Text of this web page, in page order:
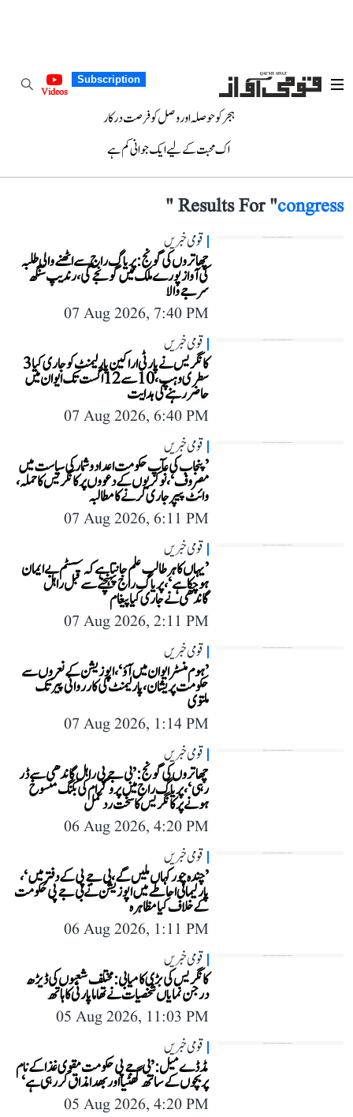
Subscription
Videos
ہجر کو حوصلہ اور وصل کو فرصت درکار
اک محبت کے لیے ایک جوانی کم ہے
Results For "congress
"
قومی خبریں
چھاتروں کی گونج: پریاگ راج سے اٹھنے والی طلبہ
کی آواز پورے ملک میں گونجے گی، رندیپ سنگھ
سرجے والا
07 Aug 2026, 7:40 PM
قومی خبریں
کانگریس نے پارٹی اراکین پارلیمنٹ کو جاری کیا 3
سطری وہپ، 10 سے 12 اگست تک ایوان میں
حاضر رہنے کی ہدایت
07 Aug 2026, 6:40 PM
قومی خبریں
’پنجاب کی عآپ حکومت اعداد و شمار کی سیاست میں
مصروف‘، نوکریوں کے دعووں پر کانگریس کا حملہ،
وائٹ پیپر جاری کرنے کا مطالبہ
07 Aug 2026, 6:11 PM
قومی خبریں
’یہاں کا ہر طالب علم جانتا ہے کہ سسٹم بے ایمان
ہو چکا ہے‘، پریاگ راج پہنچنے سے قبل راہل
گاندھی نے جاری کیا پیغام
07 Aug 2026, 2:11 PM
قومی خبریں
’ہوم منسٹر ایوان میں آؤ‘، اپوزیشن کے نعروں سے
حکومت پریشان، پارلیمنٹ کی کارروائی پیر تک
ملتوی
07 Aug 2026, 1:14 PM
قومی خبریں
چھاتروں کی گونج: ’بی جے پی راہل گاندھی سے ڈر
رہی‘، پریاگ راج میں پروگرام کی بکنگ منسوخ
ہونے پر کانگریس کا سخت ردعمل
06 Aug 2026, 4:20 PM
قومی خبریں
’چندہ چور کہاں ملیں گے، بی جے پی کے دفتر میں‘،
پارلیمانی احاطے میں اپوزیشن نے بی جے پی حکومت
کے خلاف کیا مظاہرہ
06 Aug 2026, 1:11 PM
قومی خبریں
کانگریس کی بڑی کامیابی: مختلف شعبوں کی ڈیڑھ
درجن نمایاں شخصیات نے تھاما پارٹی کا ہاتھ
05 Aug 2026, 11:03 PM
قومی خبریں
مڈ ڈے میل: ’بی جے پی حکومت مقوی غذا کے نام
پر بچوں کے ساتھ گھٹیا اور بھدا مذاق کر رہی ہے‘
05 Aug 2026, 4:20 PM